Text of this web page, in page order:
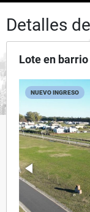
Detalles
Lote en
NUEVO INGRESO